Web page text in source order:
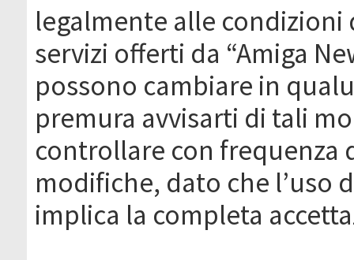
legalmente alle condizioni
servizi offerti da “Amiga
possono cambiare in
premura avvisarti di tali
controllare con frequenza
modifiche, dato che l’uso
implica la completa